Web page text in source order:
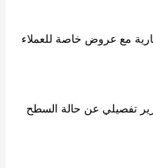
مع عروض خاصة للعملاء
تفصيلي عن حالة السطح